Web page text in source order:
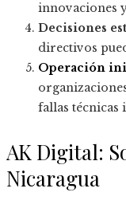
innovaciones
Decisiones
directivos
Operación
fallas técnicas
AK Digital:
Nicaragua